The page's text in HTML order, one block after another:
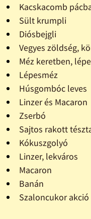
Kacskacomb
Sült krumpli
Diósbejgli
Vegyes zöldség,
Méz keretben,
Lépesméz
Húsgombóc leves
Linzer és Macaron
Zserbó
Sajtos rakott
Kókuszgolyó
Linzer, lekváros
Macaron
Banán
Szaloncukor akció